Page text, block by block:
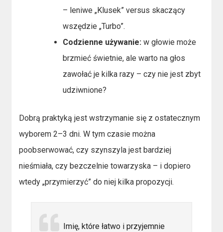
– leniwe „Klusek” versus skaczący
wszędzie „Turbo”.
Codzienne używanie: w głowie może
brzmieć świetnie, ale warto na głos
zawołać je kilka razy – czy nie jest zbyt
udziwnione?
Dobrą praktyką jest wstrzymanie się z ostatecznym
wyborem 2–3 dni. W tym czasie można
poobserwować, czy szynszyla jest bardziej
nieśmiała, czy bezczelnie towarzyska – i dopiero
wtedy „przymierzyć” do niej kilka propozycji.
Imię, które łatwo i przyjemnie